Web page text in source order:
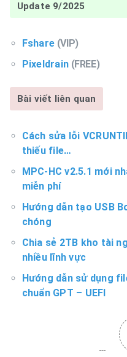
Update 9/2025
Fshare (VIP)
Pixeldrain (FREE)
Bài viết liên quan
Cách sửa lỗi
thiếu file…
MPC-HC v2.5.1 mới
miễn phí
Hướng dẫn tạo USB
chóng
Chia sẻ 2TB kho tài
nhiều lĩnh vực
Hướng dẫn sử dụng
chuẩn GPT – UEFI